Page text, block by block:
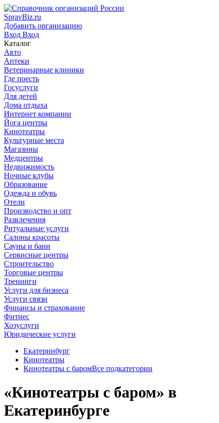
SpravBiz.ru
Добавить организацию
Вход Вход
Каталог
Авто
Аптеки
Ветеринарные клиники
Где поесть
Госуслуги
Для детей
Дома отдыха
Интернет компании
Йога центры
Кинотеатры
Культурные места
Магазины
Медцентры
Недвижимость
Ночные клубы
Образование
Одежда и обувь
Отели
Производство и опт
Развлечения
Ритуальные услуги
Салоны красоты
Сауны и бани
Сервисные центры
Строительство
Торговые центры
Тренинги
Услуги для бизнеса
Услуги связи
Финансы и страхование
Фитнес
Хозуслуги
Юридические услуги
Екатеринбург
Кинотеатры
Кинотеатры с баромВсе подкатегории
«Кинотеатры с баром» в
Екатеринбурге